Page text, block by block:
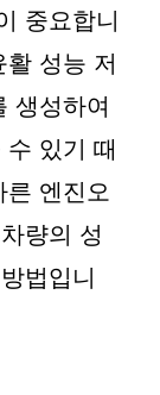
중요합니
성능 저
생성하여
있기 때
른 엔진오
량의 성
법입니